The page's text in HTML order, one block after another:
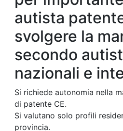
autista
svolgere la
secondo
nazionali e
Si richiede autonomia nella
di patente CE.
Si valutano solo profili
provincia.